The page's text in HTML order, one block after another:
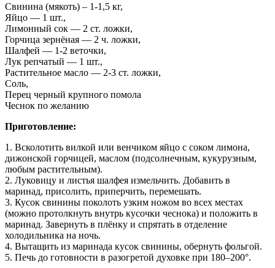
Свинина (мякоть) – 1-1,5 кг,
Яйцо — 1 шт.,
Лимонный сок — 2 ст. ложки,
Горчица зернёная — 2 ч. ложки,
Шалфей — 1-2 веточки,
Лук репчатый — 1 шт.,
Растительное масло — 2-3 ст. ложки,
Соль,
Перец черный крупного помола
Чеснок по желанию
Приготовление:
1. Всколотить вилкой или венчиком яйцо с соком лимона,
дижонской горчицей, маслом (подсолнечным, кукурузным,
любым растительным).
2. Луковицу и листья шалфея измельчить. Добавить в
маринад, присолить, приперчить, перемешать.
3. Кусок свинины поколоть узким ножом во всех местах
(можно протолкнуть внутрь кусочки чеснока) и положить в
маринад. Завернуть в плёнку и спрятать в отделение
холодильника на ночь.
4. Вытащить из маринада кусок свинины, обернуть фольгой.
5. Печь до готовности в разогретой духовке при 180–200°.